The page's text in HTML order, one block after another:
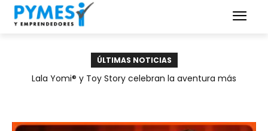
ÚLTIMAS NOTICIAS
Lala Yomi® y Toy Story celebran la aventura más
ESET lanza en Uruguay sus cursos de concientización y